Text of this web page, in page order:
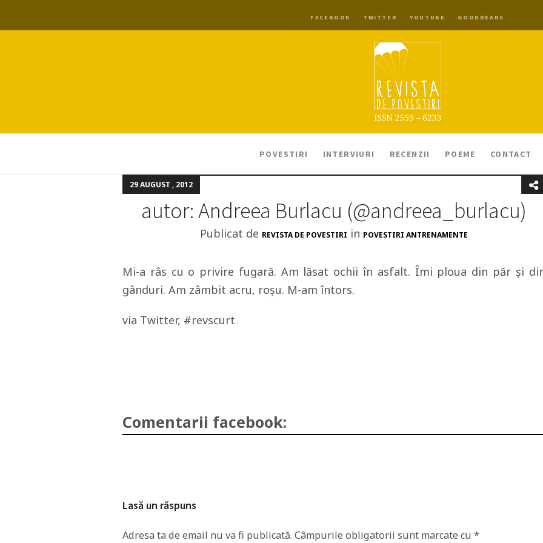
FACEBOOK TWITTER YOUTUBE GOODREADS
POVESTIRI INTERVIURI RECENZII POEME CONTACT
29 AUGUST , 2012
autor: Andreea Burlacu (@andreea_burlacu)
Publicat de REVISTA DE POVESTIRI in POVESTIRI ANTRENAMENTE
Mi-a râs cu o privire fugară. Am lăsat ochii în asfalt. Îmi ploua din păr şi
gânduri. Am zâmbit acru, roşu. M-am întors.
via Twitter, #revscurt
Comentarii facebook:
Lasă un răspuns
Adresa ta de email nu va fi publicată. Câmpurile obligatorii sunt marcate cu *